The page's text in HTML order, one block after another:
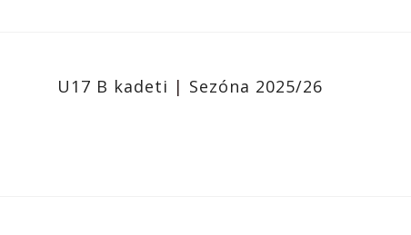
U17 B kadeti | Sezóna 2025/26